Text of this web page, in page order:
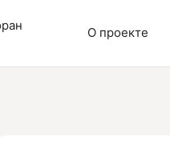
О проекте